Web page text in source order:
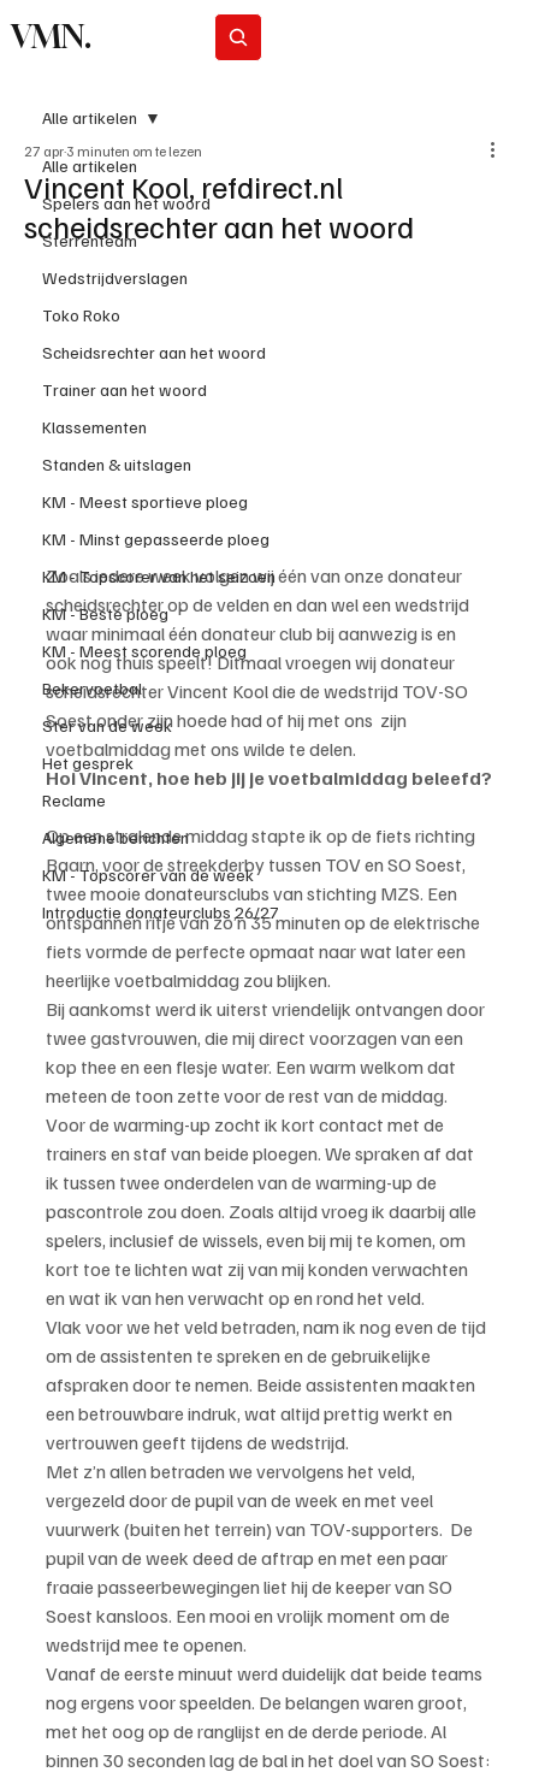
VMN.
Alle artikelen
Spelers aan het woord
Sterrenteam
Wedstrijdverslagen
Toko Roko
Scheidsrechter aan het woord
Trainer aan het woord
Klassementen
Standen & uitslagen
KM - Meest sportieve ploeg
KM - Minst gepasseerde ploeg
KM - Topscorer van het seizoen
KM - Beste ploeg
KM - Meest scorende ploeg
Bekervoetbal
Ster van de week
Het gesprek
Reclame
Algemene berichten
KM - Topscorer van de week
Introductie donateurclubs 26/27
Alle artikelen
Vincent Kool, refdirect.nl
scheidsrechter aan het woord
27 apr 3 minuten om te lezen
Zoals iedere week volgen wij één van onze donateur
scheidsrechter op de velden en dan wel een wedstrijd
waar minimaal één donateur club bij aanwezig is en
ook nog thuis speelt! Ditmaal vroegen wij donateur
scheidsrechter Vincent Kool die de wedstrijd TOV-SO
Soest onder zijn hoede had of hij met ons  zijn
voetbalmiddag met ons wilde te delen.
Hoi Vincent, hoe heb jij je voetbalmiddag beleefd?
Op een stralende middag stapte ik op de fiets richting
Baarn, voor de streekderby tussen TOV en SO Soest,
twee mooie donateursclubs van stichting MZS. Een
ontspannen ritje van zo’n 35 minuten op de elektrische
fiets vormde de perfecte opmaat naar wat later een
heerlijke voetbalmiddag zou blijken.
Bij aankomst werd ik uiterst vriendelijk ontvangen door
twee gastvrouwen, die mij direct voorzagen van een
kop thee en een flesje water. Een warm welkom dat
meteen de toon zette voor de rest van de middag.
Voor de warming-up zocht ik kort contact met de
trainers en staf van beide ploegen. We spraken af dat
ik tussen twee onderdelen van de warming-up de
pascontrole zou doen. Zoals altijd vroeg ik daarbij alle
spelers, inclusief de wissels, even bij mij te komen, om
kort toe te lichten wat zij van mij konden verwachten
en wat ik van hen verwacht op en rond het veld.
Vlak voor we het veld betraden, nam ik nog even de tijd
om de assistenten te spreken en de gebruikelijke
afspraken door te nemen. Beide assistenten maakten
een betrouwbare indruk, wat altijd prettig werkt en
vertrouwen geeft tijdens de wedstrijd.
Met z’n allen betraden we vervolgens het veld,
vergezeld door de pupil van de week en met veel
vuurwerk (buiten het terrein) van TOV-supporters.  De
pupil van de week deed de aftrap en met een paar
fraaie passeerbewegingen liet hij de keeper van SO
Soest kansloos. Een mooi en vrolijk moment om de
wedstrijd mee te openen.
Vanaf de eerste minuut werd duidelijk dat beide teams
nog ergens voor speelden. De belangen waren groot,
met het oog op de ranglijst en de derde periode. Al
binnen 30 seconden lag de bal in het doel van SO Soest: